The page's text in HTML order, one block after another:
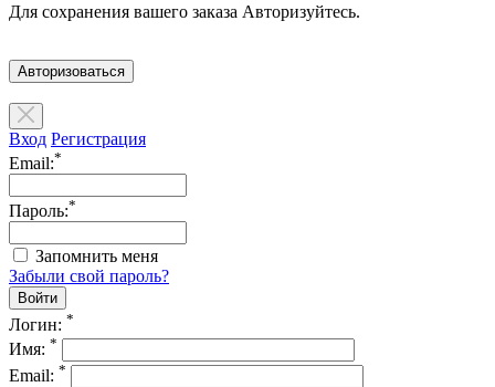
Для сохранения вашего заказа Авторизуйтесь.
Авторизоваться
Вход Регистрация
Email:*
Пароль:*
Запомнить меня
Забыли свой пароль?
Логин: *
Имя: *
Email: *